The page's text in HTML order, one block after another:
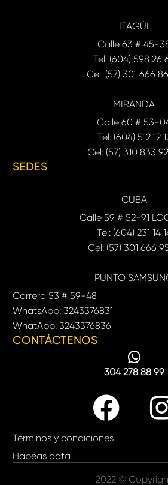
ITAGÜÍ
Calle 63 # 45-
Tel: (604) 598 26
Cel: (57) 301 666
MIRANDA
Calle 60 # 53-
Tel: (604) 512 12
Cel: (57) 310 833
SEDES
CUBA
Calle 59 # 52-91
Tel: (604) 231 14
Cel: (57) 301 666
PUNTO
Carrera 53 # 59-48
WhatsApp: 3243376831
WhatApp: 3243376836
CONTÁCTENOS
304 278 88 99
Términos y condiciones
Habeas data
2022 ©